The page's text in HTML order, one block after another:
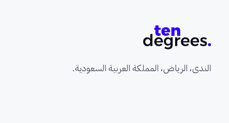
الندى، الرياض، المملكة العربية السعودية.